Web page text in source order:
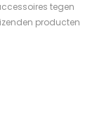
tegen
producten